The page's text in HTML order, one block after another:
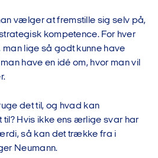
vælger at fremstille sig selv på,
kompetence. For hver
lige så godt kunne have
have en idé om, hvor man vil
det til, og hvad kan
Hvis ikke ens ærlige svar har
så kan det trække fra i
Neumann.